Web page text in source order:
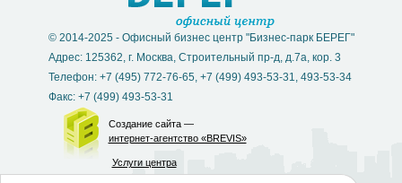
© 2014-2025 - Офисный бизнес центр "Бизнес-парк БЕРЕГ"
Адрес: 125362, г. Москва, Строительный пр-д, д.7а, кор. 3
Телефон: +7 (495) 772-76-65, +7 (499) 493-53-31, 493-53-34
Факс: +7 (499) 493-53-31
Создание сайта —
интернет-агентство «BREVIS»
Услуги центра